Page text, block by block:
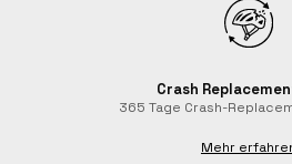
Crash
365 Tage Crash-
Mehr